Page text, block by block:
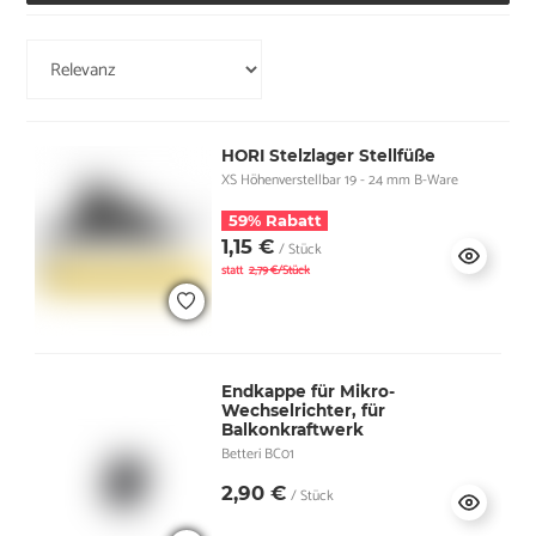
HORI Stelzlager Stellfüße
XS Höhenverstellbar 19 - 24 mm B-Ware
59% Rabatt
1,15 € / Stück
statt 2,79 €/Stück
Endkappe für Mikro-
Wechselrichter, für
Balkonkraftwerk
Betteri BC01
2,90 € / Stück